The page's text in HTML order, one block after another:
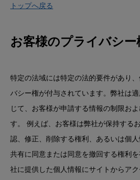
トップへ戻る
お客様のプライバシー
特定の法域には特定の法的要件があり
バシー権が付与されています。弊社は
じて、お客様が申請する情報の制限お
す。 例えば、お客様は弊社が保持する
認、修正、削除する権利、あるいは個
共有に同意または同意を撤回する権利
社に提供した個人情報にサイトからア